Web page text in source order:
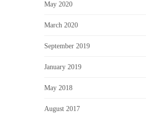
May 2020
March 2020
September 2019
January 2019
May 2018
August 2017